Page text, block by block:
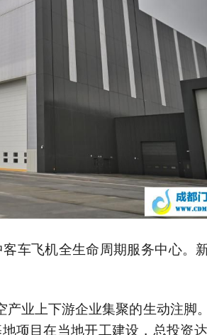
车飞机全生命周期服务中心。
产业上下游企业集聚的生动注脚
项目在当地开工建设，总投资